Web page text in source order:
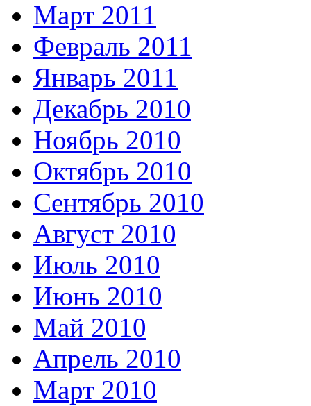
Март 2011
Февраль 2011
Январь 2011
Декабрь 2010
Ноябрь 2010
Октябрь 2010
Сентябрь 2010
Август 2010
Июль 2010
Июнь 2010
Май 2010
Апрель 2010
Март 2010